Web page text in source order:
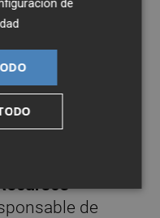
le acompañó
ni de
de alcalde
cargo.
de
de